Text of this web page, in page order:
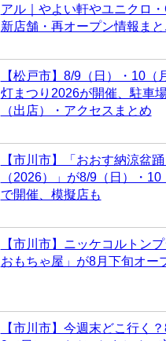
アル｜やよい軒やユニクロ
新店舗・再オープン情報まと
【松戸市】8/9（日）・10（
灯まつり2026が開催、駐車
（出店）・アクセスまとめ
【市川市】「おおす納涼盆
（2026）」が8/9（日）・
で開催、模擬店も
【市川市】ニッケコルトン
おもちゃ屋」が8月下旬オー
【市川市】今週末どこ行く